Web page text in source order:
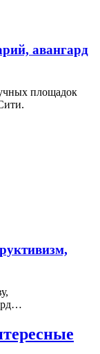
авангард
площадок